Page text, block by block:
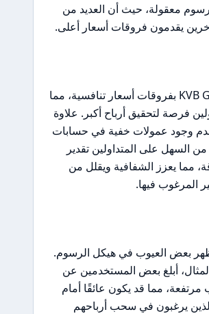
معقولة، حيث أن العديد من
يقدمون فروقات أسعار أعلى.
تتميز KVB Global بفروقات أسعار تنافسية، مما
فرصة لتحقيق أرباح أكبر. علاوة
وجود عمولات خفية في حسابات
السهل على المتداولين تقدير
مما يعزز الشفافية ويقلل من
المرغوب فيها.
بعض العيوب في هيكل الرسوم.
أبلغ بعض المستخدمين عن
مما قد يكون عائقًا أمام
الذين يرغبون في سحب أرباحهم